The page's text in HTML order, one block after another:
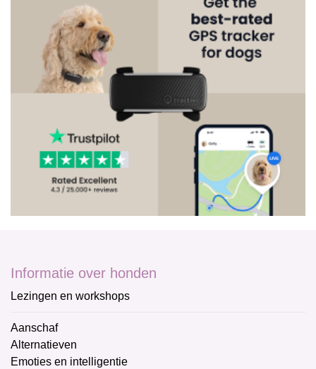
Informatie over honden
Lezingen en workshops
Aanschaf
Alternatieven
Emoties en intelligentie